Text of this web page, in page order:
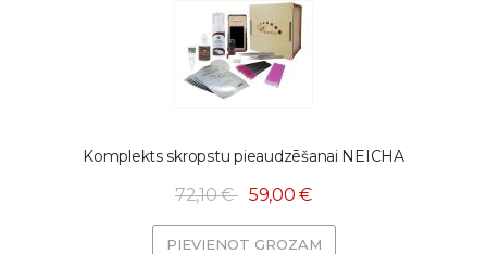
Komplekts skropstu pieaudzēšanai NEICHA
72,10 € 59,00 €
PIEVIENOT GROZAM